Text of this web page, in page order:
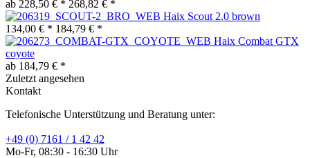
ab 228,50 € * 268,82 € *
Haix Scout 2.0 brown
134,00 € * 184,79 € *
Haix Combat GTX
coyote
ab 184,79 € *
Zuletzt angesehen
Kontakt
Telefonische Unterstützung und Beratung unter:
+49 (0) 7161 / 1 42 42
Mo-Fr, 08:30 - 16:30 Uhr